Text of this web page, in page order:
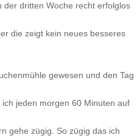
der dritten Woche recht erfolglos
die zeigt kein neues besseres
gewesen und den Tag
jeden morgen 60 Minuten auf
gehe zügig. So zügig das ich